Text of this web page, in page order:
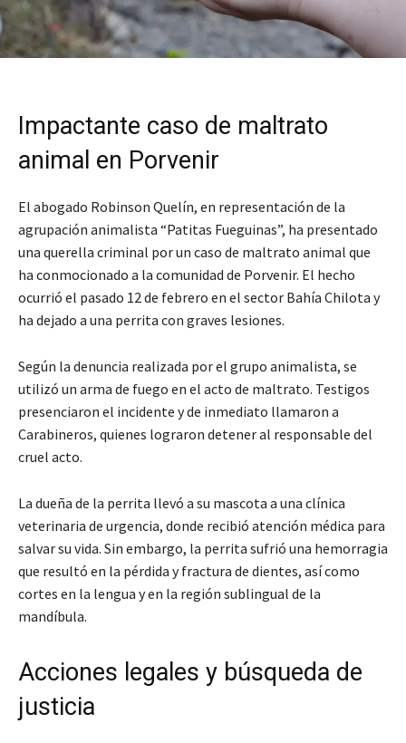
Impactante caso de maltrato
animal en Porvenir
El abogado Robinson Quelín, en representación de la
agrupación animalista “Patitas Fueguinas”, ha presentado
una querella criminal por un caso de maltrato animal que
ha conmocionado a la comunidad de Porvenir. El hecho
ocurrió el pasado 12 de febrero en el sector Bahía Chilota y
ha dejado a una perrita con graves lesiones.
Según la denuncia realizada por el grupo animalista, se
utilizó un arma de fuego en el acto de maltrato. Testigos
presenciaron el incidente y de inmediato llamaron a
Carabineros, quienes lograron detener al responsable del
cruel acto.
La dueña de la perrita llevó a su mascota a una clínica
veterinaria de urgencia, donde recibió atención médica para
salvar su vida. Sin embargo, la perrita sufrió una hemorragia
que resultó en la pérdida y fractura de dientes, así como
cortes en la lengua y en la región sublingual de la
mandíbula.
Acciones legales y búsqueda de
justicia